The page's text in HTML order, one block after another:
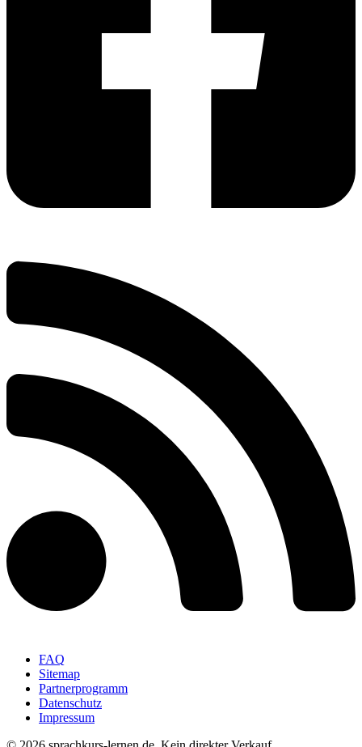
FAQ
Sitemap
Partnerprogramm
Datenschutz
Impressum